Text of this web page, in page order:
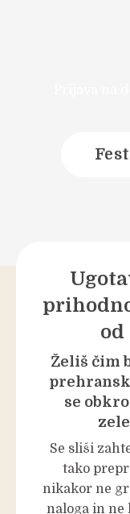
od
Želiš čim
se
Se sliši
tako
nikakor ne
naloga in ne